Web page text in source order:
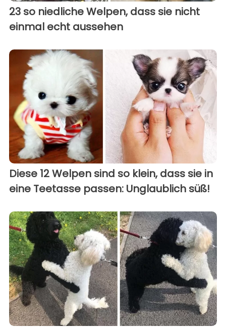
23 so niedliche Welpen, dass sie nicht
einmal echt aussehen
Diese 12 Welpen sind so klein, dass sie in
eine Teetasse passen: Unglaublich süß!